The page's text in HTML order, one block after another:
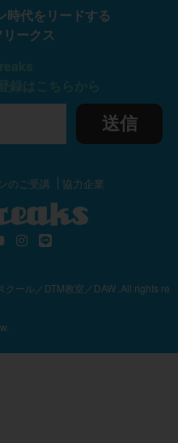
時代をリードする
ークス
送信
のご受講 協力企業
ール／DTM教室／DAW .All rights re